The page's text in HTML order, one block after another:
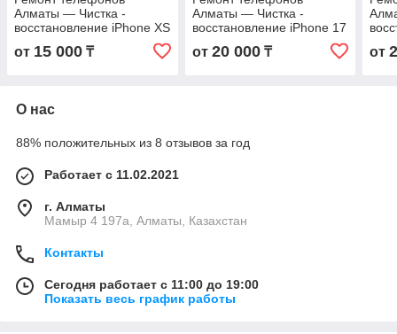
Алматы — Чистка -
восстановление iPhone XS
от после воды в Алматы с
гарантией
от 15 000 ₸
Алматы — Чистка -
восстановление iPhone 17
Pro Max от после воды в
Алматы с гарантией
от 20 000₸ от
О нас
88% положительных из 8 отзывов за год
Работает с 11.02.2021
г. Алматы
Мамыр 4 197а, Алматы, Казахстан
Контакты
Сегодня работает с 11:00 до 19:00
Показать весь график работы